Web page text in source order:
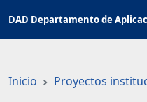
contenido
DAD Departamento de
Inicio Proyectos